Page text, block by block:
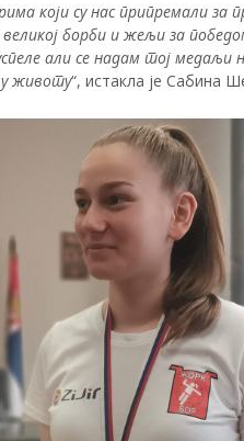
који су нас припремали за
великој борби и жељи за
али се надам тој медаљи
животу“, истакла је Сабина